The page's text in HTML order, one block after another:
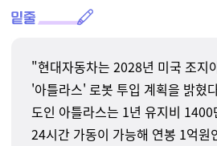
"현대자동차는 2028년 미국 조지
'아틀라스' 로봇 투입 계획을 밝혔
도인 아틀라스는 1년 유지비
24시간 가동이 가능해 연봉 1억원